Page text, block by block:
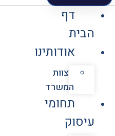
דף
הבית
אודותינו
צוות
המשרד
תחומי
עיסוק